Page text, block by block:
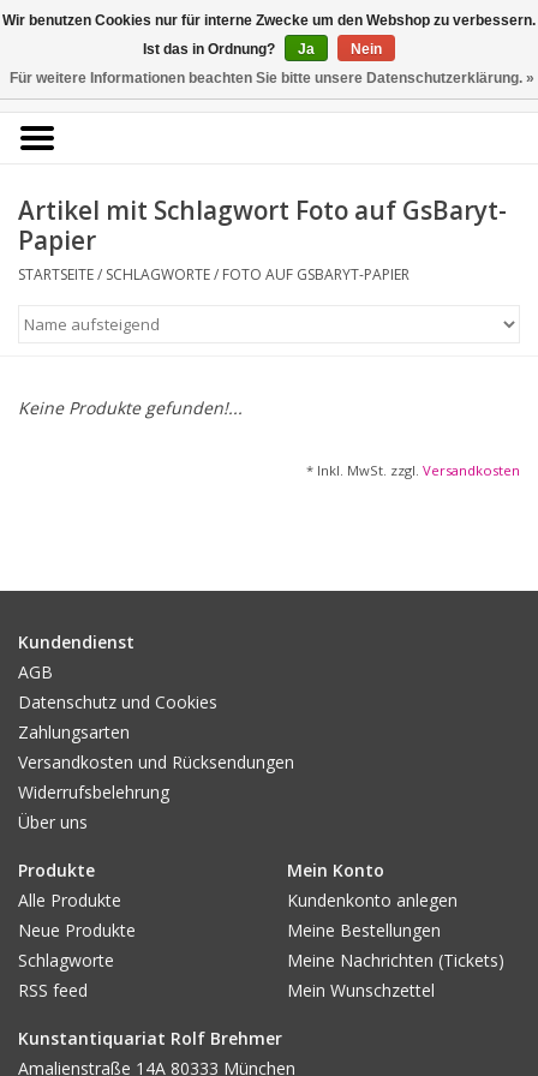
0 Artikel - €0,00
Kunstantiquariat
Rolf Brehmer
Portal für Grafik aus 5
Fotografie
Varia & Rara
Kunst-Doku
Artikel mit Schlagwort Foto auf GsBaryt-
Papier
STARTSEITE/ SCHLAGWORTE/ FOTO AUF GSBARYT-PAPIER
Keine Produkte gefunden!...
* Inkl. MwSt. zzgl. Versandkosten
Kundendienst
AGB
Datenschutz und Cookies
Zahlungsarten
Versandkosten und Rücksendungen
Widerrufsbelehrung
Über uns
Produkte
Alle Produkte
Neue Produkte
Schlagworte
RSS feed
Mein Konto
Kundenkonto anlegen
Meine Bestellungen
Meine Nachrichten (Tickets)
Mein Wunschzettel
Kunstantiquariat Rolf Brehmer
Amalienstraße 14A 80333 München
Wir benutzen Cookies nur für interne Zwecke um den Webshop zu verbessern.
Ist das in Ordnung?
Ja
Nein
Für weitere Informationen beachten Sie bitte unsere Datenschutzerklärung. »